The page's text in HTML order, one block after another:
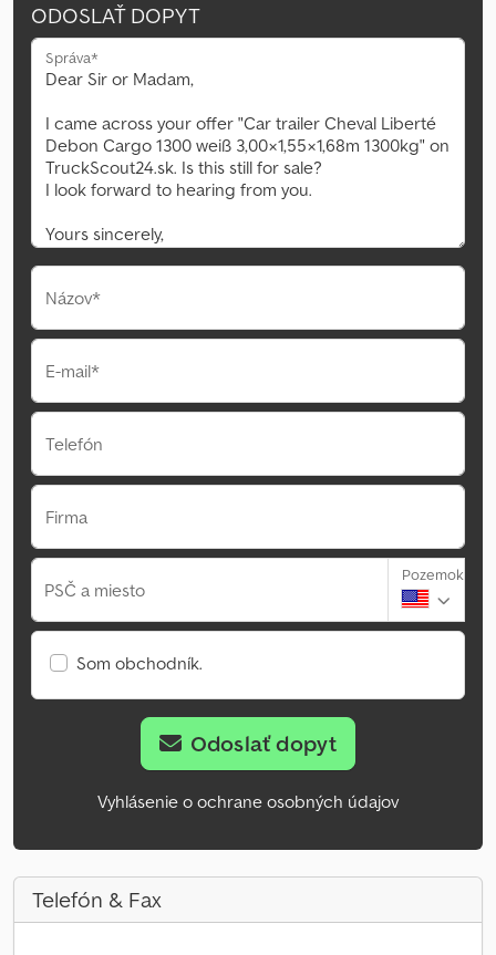
ODOSLAŤ DOPYT
Správa*
Názov*
E-mail*
Telefón
Firma
PSČ a miesto
Pozemok
Som obchodník.
Odoslať dopyt
Vyhlásenie o ochrane osobných údajov
Telefón & Fax